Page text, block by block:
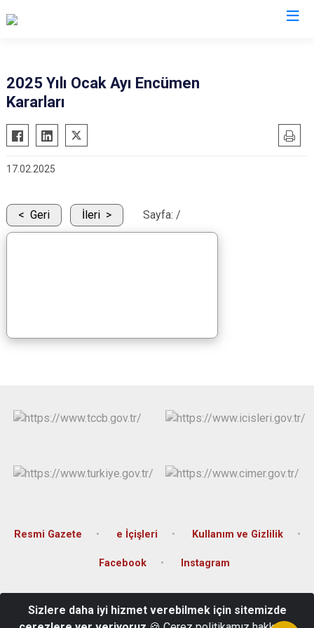
2025 Yılı Ocak Ayı Encümen
Kararları
17.02.2025
Geri İleri Sayfa: /
Resmi Gazete e İçişleri Kullanım ve Gizlilik
Facebook Instagram
Merkez Karabük
Sizlere daha iyi hizmet verebilmek için sitemizde